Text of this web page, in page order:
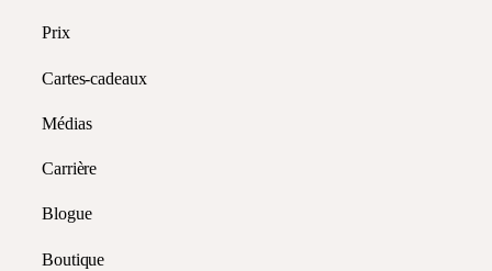
Prix
Cartes-cadeaux
Médias
Carrière
Blogue
Boutique